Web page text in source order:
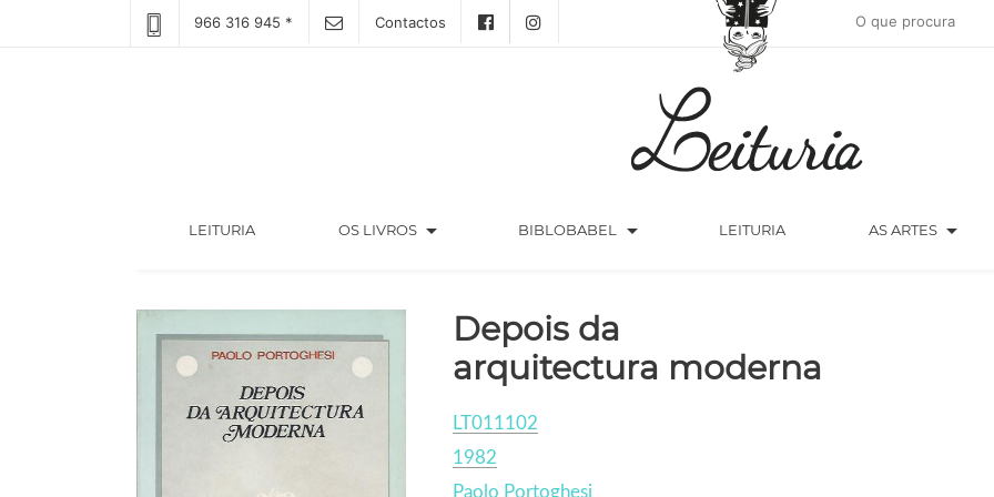
966 316 945 * Contactos
LEITURIA(CURRENT) OS LIVROS arrow_drop_down BIBLOBABEL arrow_drop_down LEITURIA AS ARTES arrow_drop_down
Depois da
arquitectura moderna
LT011102
1982
Paolo Portoghesi